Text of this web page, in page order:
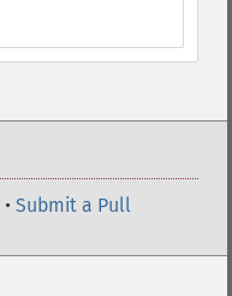
• Submit a Pull